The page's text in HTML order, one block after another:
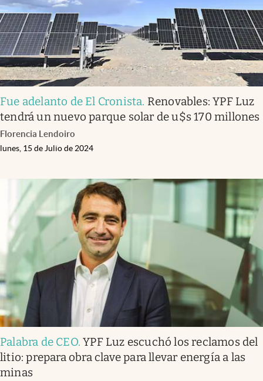
Fue adelanto de El Cronista. Renovables: YPF Luz
tendrá un nuevo parque solar de u$s 170 millones
Florencia Lendoiro
lunes, 15 de Julio de 2024
Palabra de CEO.YPF Luz escuchó los reclamos del
litio: prepara obra clave para llevar energía a las
minas